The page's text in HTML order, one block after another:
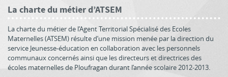
La charte du métier d’ATSEM
La charte du métier de l’Agent Territorial Spécialisé des Ecoles
Maternelles (ATSEM) résulte d’une mission menée par la direction du
service Jeunesse-éducation en collaboration avec les personnels
communaux concernés ainsi que les directeurs et directrices des
écoles maternelles de Ploufragan durant l’année scolaire 2012-2013.